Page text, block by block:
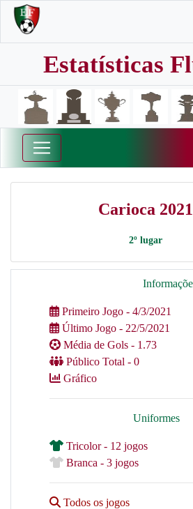
Estatísticas
Carioca 2021
2º lugar
Primeiro Jogo - 4/3/2021
Último Jogo - 22/5/2021
Média de Gols - 1.73
Público Total - 0
Gráfico
Uniformes
Tricolor - 12 jogos
Branca - 3 jogos
Todos os jogos